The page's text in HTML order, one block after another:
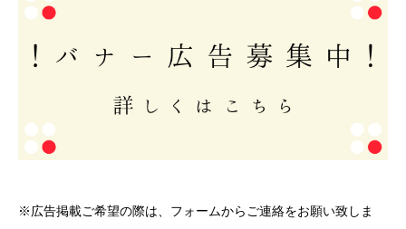
※広告掲載ご希望の際は、フォームからご連絡をお願い致しま